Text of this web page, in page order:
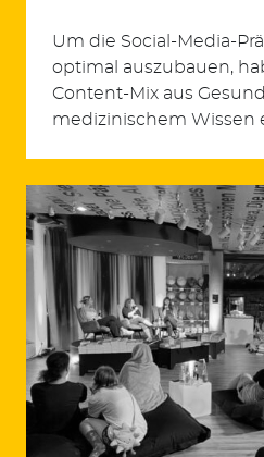
Um die Social-Media-
optimal auszubauen,
Content-Mix aus
medizinischem Wissen